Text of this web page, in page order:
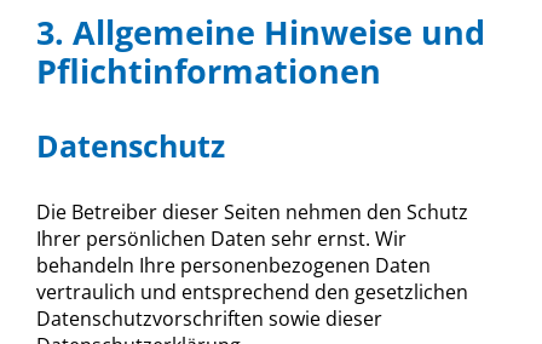
3. Allgemeine Hinweise und
Pflicht­informationen
Datenschutz
Die Betreiber dieser Seiten nehmen den Schutz
Ihrer persönlichen Daten sehr ernst. Wir
behandeln Ihre personenbezogenen Daten
vertraulich und entsprechend den gesetzlichen
Datenschutzvorschriften sowie dieser